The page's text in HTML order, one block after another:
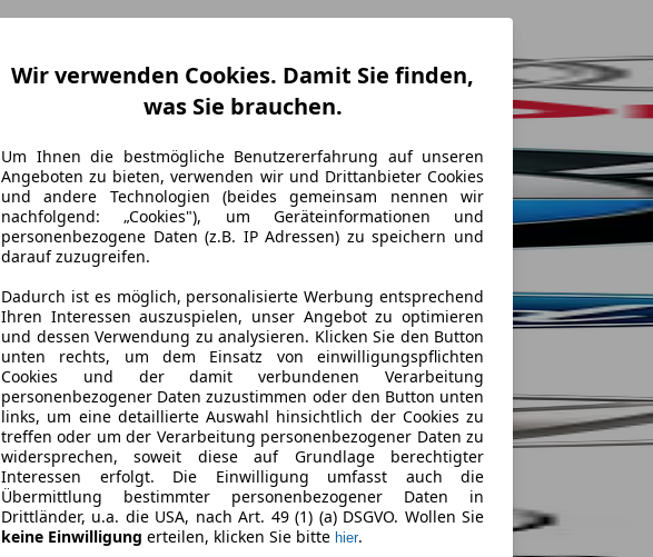
Wir verwenden Cookies. Damit Sie finden,
was Sie brauchen.
Um Ihnen die bestmögliche Benutzererfahrung auf unseren
Angeboten zu bieten, verwenden wir und Drittanbieter Cookies
und andere Technologien (beides gemeinsam nennen wir
nachfolgend: „Cookies"), um Geräteinformationen und
personenbezogene Daten (z.B. IP Adressen) zu speichern und
darauf zuzugreifen.
Dadurch ist es möglich, personalisierte Werbung entsprechend
Ihren Interessen auszuspielen, unser Angebot zu optimieren
und dessen Verwendung zu analysieren. Klicken Sie den Button
unten rechts, um dem Einsatz von einwilligungspflichten
Cookies und der damit verbundenen Verarbeitung
personenbezogener Daten zuzustimmen oder den Button unten
links, um eine detaillierte Auswahl hinsichtlich der Cookies zu
treffen oder um der Verarbeitung personenbezogener Daten zu
widersprechen, soweit diese auf Grundlage berechtigter
Interessen erfolgt. Die Einwilligung umfasst auch die
Übermittlung bestimmter personenbezogener Daten in
Drittländer, u.a. die USA, nach Art. 49 (1) (a) DSGVO. Wollen Sie
keine Einwilligung erteilen, klicken Sie bitte hier.